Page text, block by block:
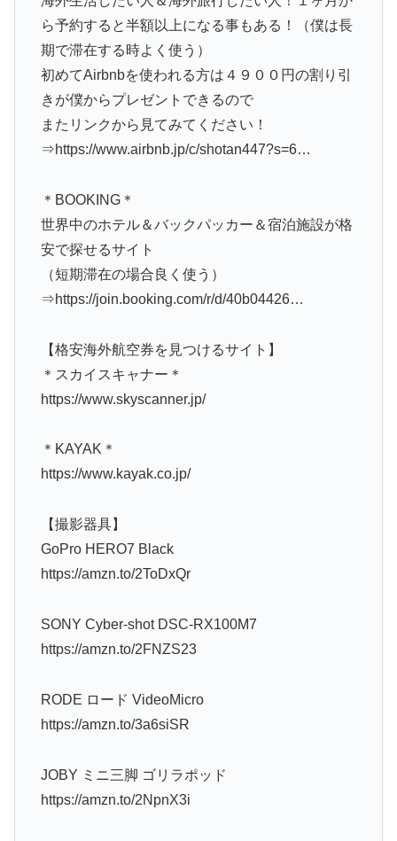
ら予約すると半額以上になる事もある！（僕は長
期で滞在する時よく使う）
初めてAirbnbを使われる方は４９００円の割り引
きが僕からプレゼントできるので
またリンクから見てみてください！
⇒https://www.airbnb.jp/c/shotan447?s=6…
＊BOOKING＊
世界中のホテル＆バックパッカー＆宿泊施設が格
安で探せるサイト
（短期滞在の場合良く使う）
⇒https://join.booking.com/r/d/40b04426…
【格安海外航空券を見つけるサイト】
＊スカイスキャナー＊
https://www.skyscanner.jp/
＊KAYAK＊
https://www.kayak.co.jp/
【撮影器具】
GoPro HERO7 Black
https://amzn.to/2ToDxQr
SONY Cyber-shot DSC-RX100M7
https://amzn.to/2FNZS23
RODE ロード VideoMicro
https://amzn.to/3a6siSR
JOBY ミニ三脚 ゴリラポッド
https://amzn.to/2NpnX3i